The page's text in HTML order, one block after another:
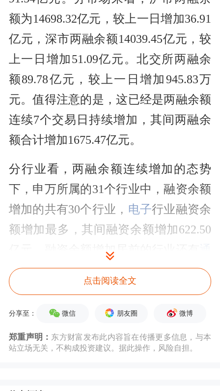
额为14698.32亿元，较上一日增加36.91
亿元，深市两融余额14039.45亿元，较
上一日增加51.09亿元。北交所两融余
额89.78亿元，较上一日增加945.83万
元。值得注意的是，这已经是两融余额
连续7个交易日持续增加，其间两融余
额合计增加1675.47亿元。
分行业看，两融余额连续增加的态势
下，申万所属的31个行业中，融资余额
增加的共有30个行业， 电子行业融资余
额增加最多，其间融资余额增加622.50
亿元，融资余额增加居前的行业还有
信、机械设备等；融资余额减少的行业
仅有
。以幅度进行统计，通信
行业融资余额增幅最高，达16.51%，其
次是电子、综合 ，增幅分别为13.92%、
13.06%。
点击阅读全文
分享至： 微信 朋友圈 微博
郑重声明： 东方财富发布此内容旨在传播更多信息，与本
站立场无关，不构成投资建议。据此操作，风险自担。